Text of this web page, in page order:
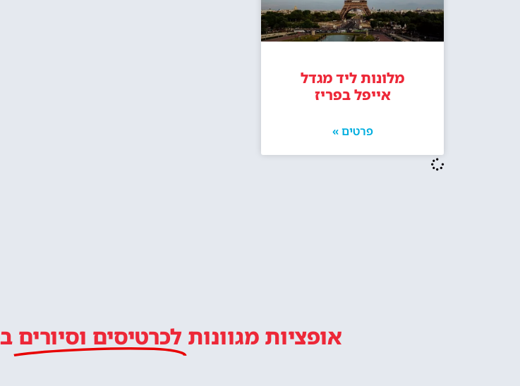
מלונות ליד מגדל
אייפל בפריז
פרטים »
אופציות מגוונות לכרטיסים וסיורים